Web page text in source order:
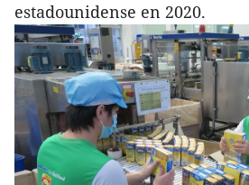
estadounidense en 2020.